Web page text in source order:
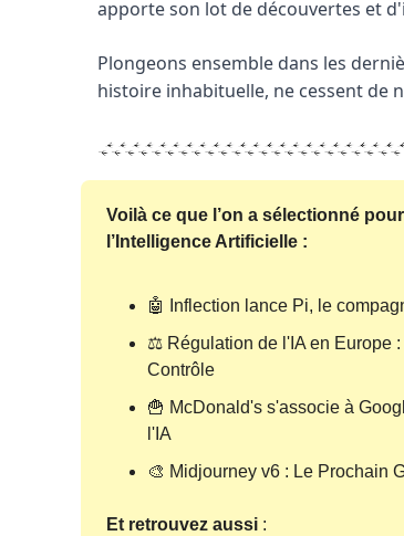
apporte son lot de découvertes et
Plongeons ensemble dans les
histoire inhabituelle, ne cessent de
Voilà ce que l’on a sélectionné
l’Intelligence Artificielle :
🤖 Inflection lance Pi, le
⚖️ Régulation de l'IA en Europe
Contrôle
🍟 McDonald's s'associe à
l'IA
🎨 Midjourney v6 : Le Prochain
Et retrouvez aussi :